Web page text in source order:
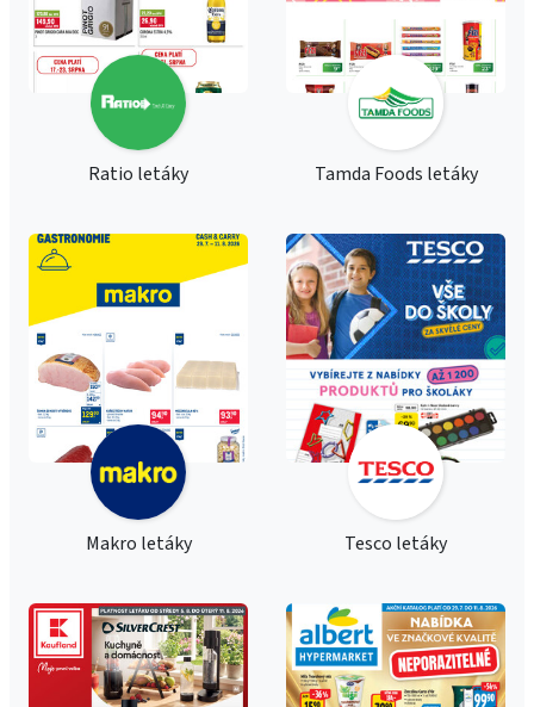
Ratio letáky Tamda Foods letáky
Makro letáky Tesco letáky